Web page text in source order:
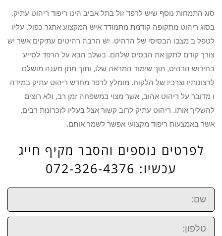
סוג התמחות נוסף שיש לרפד זול בתל אביב הינו ריפוד ריהוט עתיק.
בסוג ריהוט מתקופה קודמת מתמודד איש המקצוע אתגר כפול. עליו
לטפל ב מצבו הבסיסי של הרהיט. יש הרבה רהיטים עתיקים אשר יש
צורך קודם לתקן את הבסיס שלהם. בשלב הבא על הרפד לסייע
בחידוש הרהיט, תוך שימור המראה שלו, ותוך מתן מענה מושלם
לרצונותיו וצרכיו של הלקוח. מומלץ לרפד מחדש ריהוט עתיק במידה
ו מדובר על ריהוט אהוב, אשר מצוי במשפחה זמן רב, ולא רוצים
להשליך אותו. ריהוט עתיק לרוב קשור אצל בעליו לזכרונות רבים,
אשר באמצעות ריפוד מקצועי אפשר לשמר אותם.
לפרטים נוספים והסבר מקיף חייג
עכשיו: 072-326-4376
שם:
טלפון: